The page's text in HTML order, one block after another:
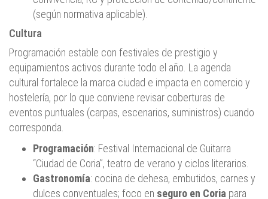
(según normativa aplicable).
Cultura
Programación estable con festivales de prestigio y
equipamientos activos durante todo el año. La agenda
cultural fortalece la marca ciudad e impacta en comercio y
hostelería, por lo que conviene revisar coberturas de
eventos puntuales (carpas, escenarios, suministros) cuando
corresponda.
Programación: Festival Internacional de Guitarra
“Ciudad de Coria”, teatro de verano y ciclos literarios.
Gastronomía: cocina de dehesa, embutidos, carnes y
dulces conventuales; foco en seguro en Coria para